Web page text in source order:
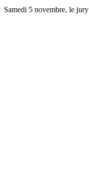
Samedi 5 novembre, le